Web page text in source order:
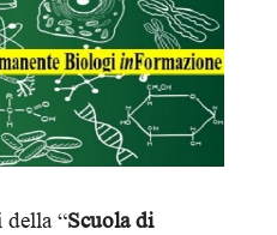
della “Scuola di